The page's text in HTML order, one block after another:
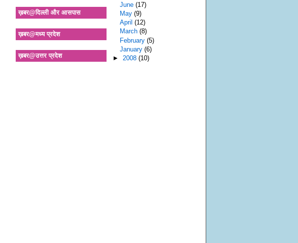
ख़बर@दिल्ली और आसपास
ख़बर@मध्य प्रदेश
ख़बर@उत्तर प्रदेश
June(17)
May(9)
April(12)
March(8)
February(5)
January(6)
► 2008(10)